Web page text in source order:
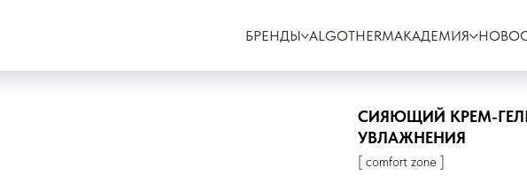
БРЕНДЫ ALGOTHERMАКАДЕМИЯ
СИЯЮЩИЙ КРЕМ-
УВЛАЖНЕНИЯ
[ comfort zone ]